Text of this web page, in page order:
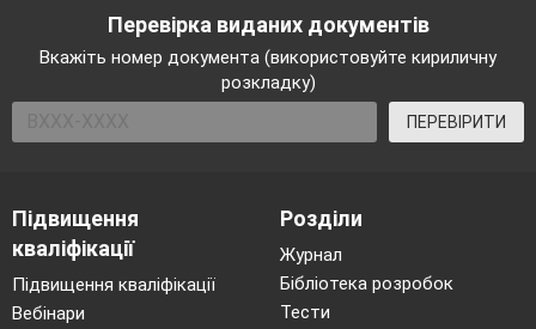
тригонометричні функції до опису реальних
процесів,
зокрема гармонічних коливань;
розв’язувати
найпростіші
тригонометричні
рівняння.
Перевірка виданих документів
Вкажіть номер документа (використовуйте кириличну
розкладку)
ПЕРЕВІРИТИ
Підвищення
кваліфікації
Підвищення кваліфікації
Вебінари
Розділи
Журнал
Бібліотека розробок
Тести